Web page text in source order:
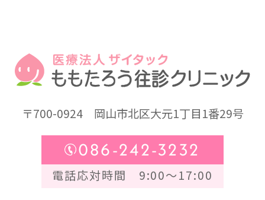
〒700-0924岡山市北区大元1丁目1番29号
086-242-3232
電話応対時間 9:00～17:00